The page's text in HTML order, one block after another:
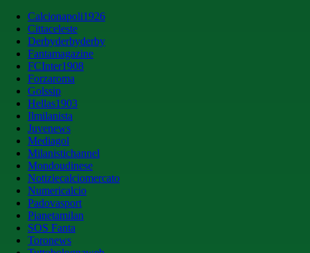
Calcionapoli1926
Cittaceleste
Derbyderbyderby
Fantamagazine
FCInter1908
Forzaroma
Golssip
Hellas1903
Ilmilanista
Juvenews
Mediagol
Milanistichannel
Mondoudinese
Notiziecalciomercato
Numericalcio
Padovasport
Pianetamilan
SOS Fanta
Toronews